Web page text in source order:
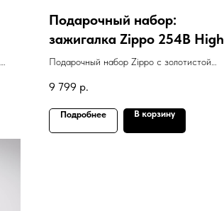
Подарочный набор:
зажигалка Zippo 254B High
Polish Brass с гравировкой
Zippo LPCB + кремний
2406NG
Подарочный набор Zippo с золотистой
чехлом и набором кремней
9 799 р.
Подробнее В корзину